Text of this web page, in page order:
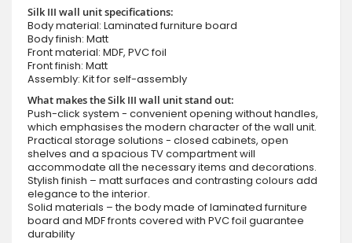
Silk III wall unit specifications:
Body material: Laminated furniture board
Body finish: Matt
Front material: MDF, PVC foil
Front finish: Matt
Assembly: Kit for self-assembly
What makes the Silk III wall unit stand out:
Push-click system - convenient opening without handles,
which emphasises the modern character of the wall unit.
Practical storage solutions - closed cabinets, open
shelves and a spacious TV compartment will
accommodate all the necessary items and decorations.
Stylish finish – matt surfaces and contrasting colours add
elegance to the interior.
Solid materials – the body made of laminated furniture
board and MDF fronts covered with PVC foil guarantee
durability